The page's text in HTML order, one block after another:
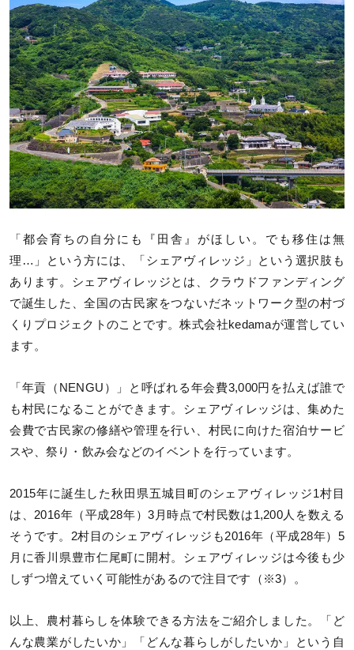
「都会育ちの自分にも『田舎』がほしい。でも移住は無
理…」という方には、「シェアヴィレッジ」という選択肢も
あります。シェアヴィレッジとは、クラウドファンディング
で誕生した、全国の古民家をつないだネットワーク型の村づ
くりプロジェクトのことです。株式会社kedamaが運営してい
ます。
「年貢（NENGU）」と呼ばれる年会費3,000円を払えば誰で
も村民になることができます。シェアヴィレッジは、集めた
会費で古民家の修繕や管理を行い、村民に向けた宿泊サービ
スや、祭り・飲み会などのイベントを行っています。
2015年に誕生した秋田県五城目町のシェアヴィレッジ1村目
は、2016年（平成28年）3月時点で村民数は1,200人を数える
そうです。2村目のシェアヴィレッジも2016年（平成28年）5
月に香川県豊市仁尾町に開村。シェアヴィレッジは今後も少
しずつ増えていく可能性があるので注目です（※3）。
以上、農村暮らしを体験できる方法をご紹介しました。「ど
んな農業がしたいか」「どんな暮らしがしたいか」という自